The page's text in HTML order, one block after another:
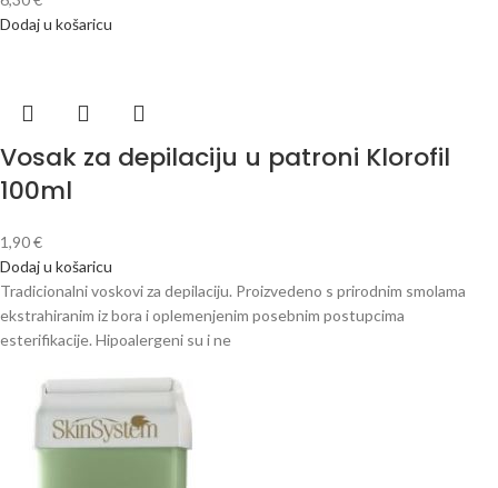
Dodaj u košaricu
Vosak za depilaciju u patroni Klorofil
100ml
1,90€
Dodaj u košaricu
Tradicionalni voskovi za depilaciju. Proizvedeno s prirodnim smolama
ekstrahiranim iz bora i oplemenjenim posebnim postupcima
esterifikacije. Hipoalergeni su i ne